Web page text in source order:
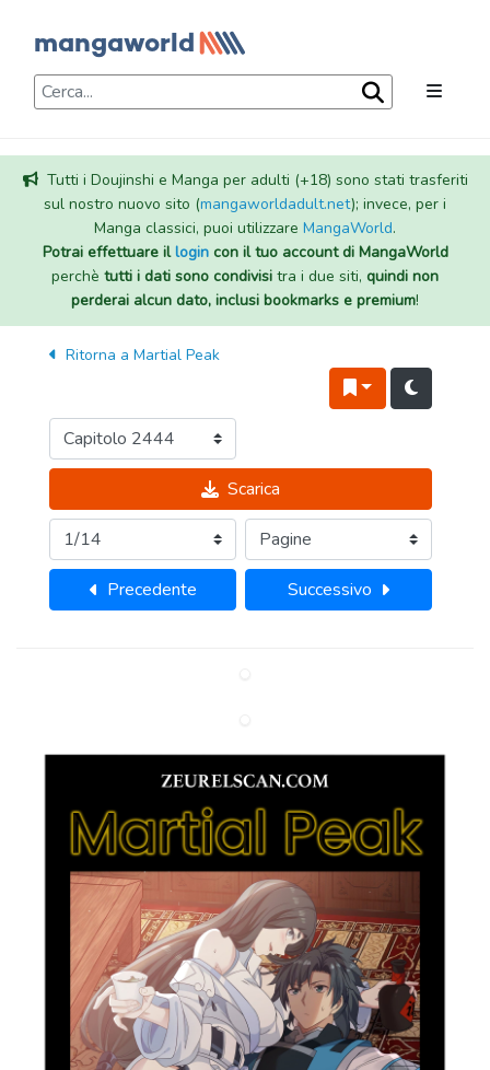
Tutti i Doujinshi e Manga per adulti (+18) sono stati trasferiti
sul nostro nuovo sito (mangaworldadult.net); invece, per i
Manga classici, puoi utilizzare MangaWorld.
Potrai effettuare illogincon il tuo account di MangaWorld
perchè tutti i dati sono condivisi tra i due siti, quindi non
perderai alcun dato, inclusi bookmarks e premium!
Ritorna a Martial Peak
Scarica
Precedente Successivo